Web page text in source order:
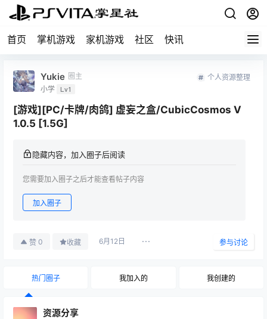
首页 掌机游戏 家机游戏 社区 快讯
Yukie 圈主
小学 Lv1
个人资源整理
[游戏][PC/卡牌/肉鸽] 虚妄之盒/CubicCosmos V
1.0.5 [1.5G]
隐藏内容，加入圈子后阅读
您需要加入圈子之后才能查看帖子内容
加入圈子
赞 0 收藏 6月12日 参与讨论
热门圈子 我加入的 我创建的
资源分享